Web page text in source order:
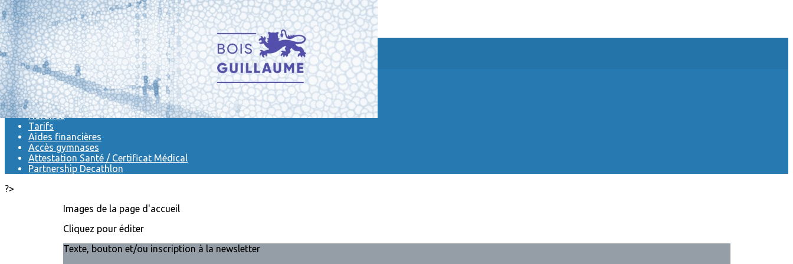
Exporter les lignes sélectionnées
Exporter toutes les colonnes
Exporter uniquement les colonnes affichées
Menu
<
>
Activités
Horaires
Tarifs
Aides financières
Accès gymnases
Attestation Santé / Certificat Médical
Partnership Decathlon
?>
Images de la page d'accueil
Cliquez pour éditer
Texte, bouton et/ou inscription à la newsletter